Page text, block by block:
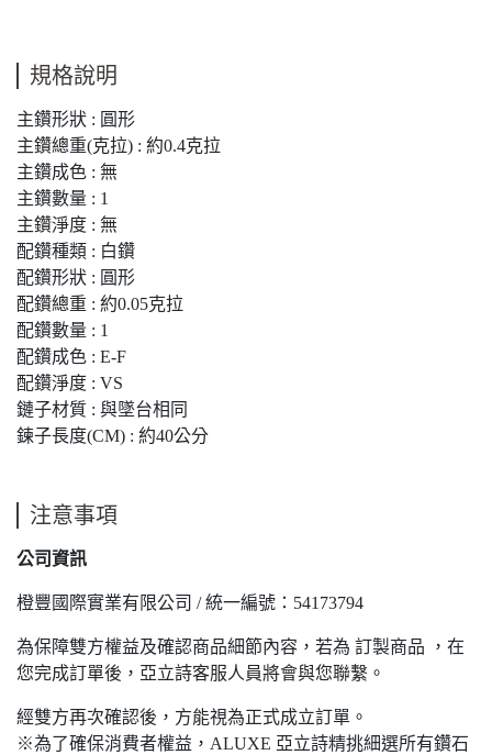
規格說明
主鑽形狀 : 圓形
主鑽總重(克拉) : 約0.4克拉
主鑽成色 : 無
主鑽數量 : 1
主鑽淨度 : 無
配鑽種類 : 白鑽
配鑽形狀 : 圓形
配鑽總重 : 約0.05克拉
配鑽數量 : 1
配鑽成色 : E-F
配鑽淨度 : VS
鏈子材質 : 與墜台相同
鍊子長度(CM) : 約40公分
注意事項
公司資訊
橙豐國際實業有限公司 / 統一編號：54173794
為保障雙方權益及確認商品細節內容，若為 訂製商品 ，在
您完成訂單後，亞立詩客服人員將會與您聯繫。
經雙方再次確認後，方能視為正式成立訂單。
※為了確保消費者權益，ALUXE 亞立詩精挑細選所有鑽石